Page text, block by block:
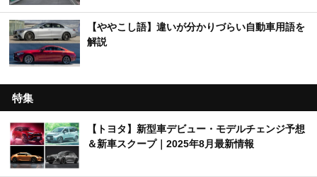
【ややこし語】違いが分かりづらい自動車用語を
解説
特集
【トヨタ】新型車デビュー・モデルチェンジ予想
＆新車スクープ｜2025年8月最新情報